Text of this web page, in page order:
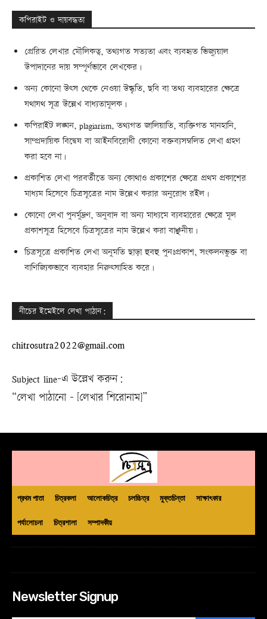
কপিরাইট ও দায়বদ্ধতা
প্রেরিত লেখার মৌলিকত্ব, তথ্যগত সত্যতা এবং ব্যবহৃত ভিজ্যুয়াল
উপাদানের দায় সম্পূর্ণভাবে লেখকের।
অন্য কোনো উৎস থেকে নেওয়া উদ্ধৃতি, ছবি বা তথ্য ব্যবহারের ক্ষেত্রে
যথাযথ সূত্র উল্লেখ বাধ্যতামূলক।
কপিরাইট লঙ্ঘন, plagiarism, তথ্যগত জালিয়াতি, ব্যক্তিগত মানহানি,
সাম্প্রদায়িক বিদ্বেষ বা আইনবিরোধী কোনো বক্তব্যসম্বলিত লেখা গ্রহণ
করা হবে না।
প্রকাশিত লেখা পরবর্তীতে অন্য কোথাও প্রকাশের ক্ষেত্রে প্রথম প্রকাশের
মাধ্যম হিসেবে চিত্রসূত্রের নাম উল্লেখ করার অনুরোধ রইল।
কোনো লেখা পুনর্মুদ্রণ, অনুবাদ বা অন্য মাধ্যমে ব্যবহারের ক্ষেত্রে মূল
প্রকাশসূত্র হিসেবে চিত্রসূত্রের নাম উল্লেখ করা বাঞ্ছনীয়।
চিত্রসূত্রে প্রকাশিত লেখা অনুমতি ছাড়া হুবহু পুনঃপ্রকাশ, সংকলনভুক্ত বা
বাণিজ্যিকভাবে ব্যবহার নিরুৎসাহিত করে।
নীচের ইমেইলে লেখা পাঠান:
chitrosutra2022@gmail.com
Subject line-এ উল্লেখ করুন:
“লেখা পাঠানো – [লেখার শিরোনাম]”
প্রথম পাতা চিত্রকলা আলোকচিত্র চলচ্চিত্র মুক্তচিন্তা সাক্ষাৎকার
পর্যালোচনা চিত্রশালা সম্পাদকীয়
Newsletter Signup